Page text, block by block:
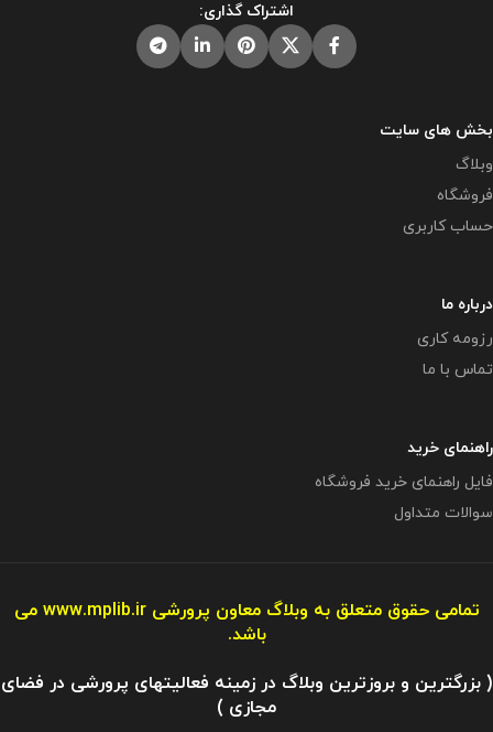
در صورت مشاهده مشابه آن در
سایت های دیگر بدون اجازه ما در
حال استفاده هستند و مورد رضایت ما
صورت جلسه و فرم های مورد نیازاشتراک گذاری:
بخش های سایت
وبلاگ
فروشگاه
حساب کاربری
درباره ما
رزومه کاری
تماس با ما
راهنمای خرید
فایل راهنمای خرید فروشگاه
سوالات متداول
تمامی حقوق متعلق به وبلاگ معاون پرورشیwww.mplib.ir می
باشد.
( بزرگترین و بروزترین وبلاگ در زمینه فعالیتهای پرورشی در فضای
مجازی )